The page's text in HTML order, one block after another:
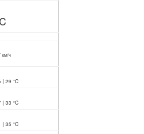
км/ч
| 29 °C
| 33 °C
| 35 °C